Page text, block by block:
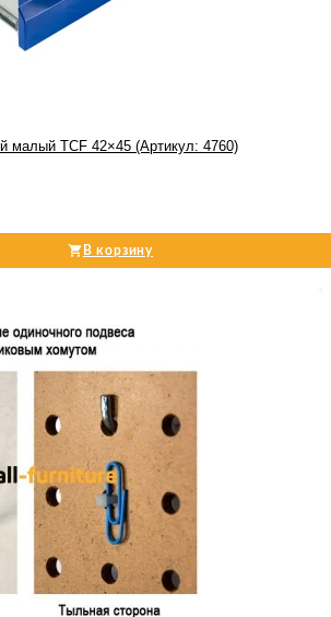
малый TCF 42×45 (Артикул: 4760)
В корзину